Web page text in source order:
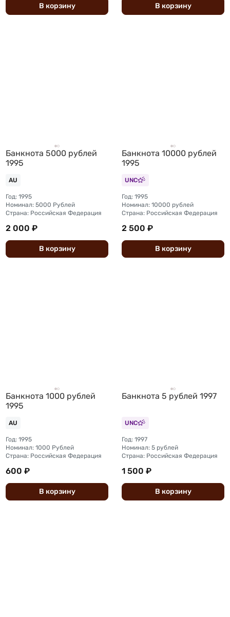
В корзину В корзину
Банкнота 5000 рублей
1995
AU
Год: 1995
Номинал: 5000 Рублей
Страна: Российская Федерация
2 000 ₽
В корзину
Банкнота 10000 рублей
1995
UNC
Год: 1995
Номинал: 10000 рублей
Страна: Российская Федерация
2 500 ₽
В корзину
Банкнота 1000 рублей
1995
AU
Год: 1995
Номинал: 1000 Рублей
Страна: Российская Федерация
600 ₽
В корзину
Банкнота 5 рублей 1997
UNC
Год: 1997
Номинал: 5 рублей
Страна: Российская Федерация
1 500 ₽
В корзину